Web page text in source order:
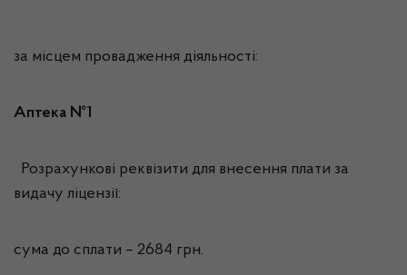
за місцем провадження діяльності:
Аптека №1
Розрахункові реквізити для внесення плати за
видачу ліцензії:
сума до сплати – 2684 грн.